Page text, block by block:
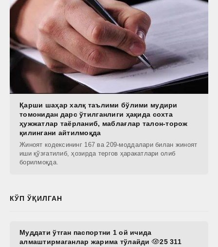
Қарши шаҳар халқ таълими бўлими мудири
томонидан дарс ўтилганлиги ҳақида сохта
ҳужжатлар таёрланиб, маблағлар талон-торож
қилингани айтилмоқда
Жиноят кодексининг 167 ва 209-моддалари билан жиноят
иши қўзғатилиб, ҳозирда тергов ҳаракатлари олиб
борилмоқда.
КЎП ЎҚИЛГАН
Муддати ўтган паспортни 1 ой ичида
алмаштирмаганлар жарима тўлайди
25 311